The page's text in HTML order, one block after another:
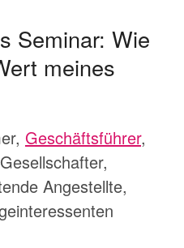
Seminar: Wie
meines
Geschäftsführer,
Angestellte,